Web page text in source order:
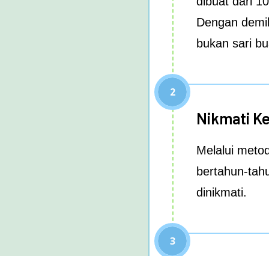
Dengan
bukan sari
2
Nikmati
Melalui
bertahun-
dinikmati.
3